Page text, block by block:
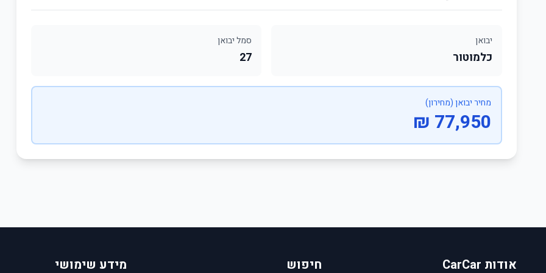
יבואן
כלמוטור
סמל יבואן
27
מחיר יבואן (מחירון)
77,950 ₪
אודות CarCar חיפוש מידע שימושי